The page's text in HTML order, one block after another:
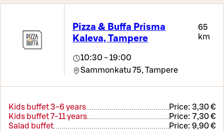
Pizza & Buffa Prisma
Kaleva, Tampere
65
km
10:30 - 19:00
Sammonkatu 75, Tampere
Kids buffet 3-6 years Price: 3,30 €
Kids buffet 7-11 years
Price: 7,30 €
Salad buffet
Price: 9,90 €